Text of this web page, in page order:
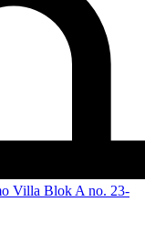
Villa Blok A no. 23-